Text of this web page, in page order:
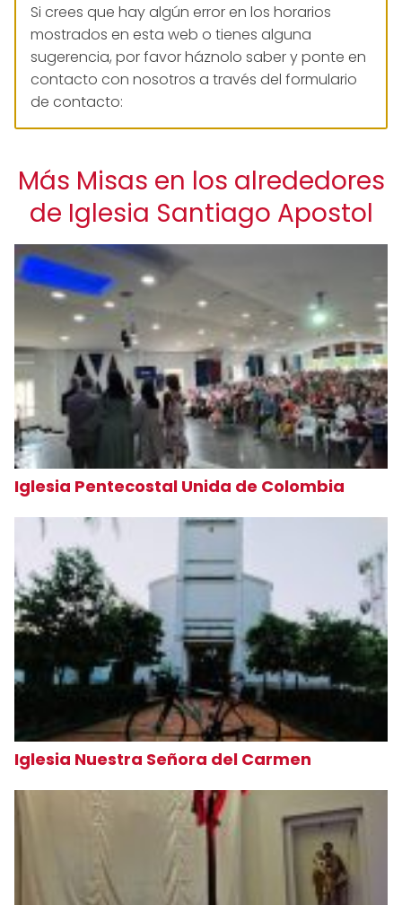
Si crees que hay algún error en los horarios
mostrados en esta web o tienes alguna
sugerencia, por favor háznolo saber y ponte en
contacto con nosotros a través del formulario
de contacto:
Más Misas en los alrededores
de Iglesia Santiago Apostol
Iglesia Pentecostal Unida de Colombia
Iglesia Nuestra Señora del Carmen